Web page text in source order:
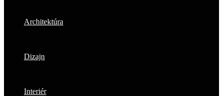
Architektúra
Dizajn
Interiér